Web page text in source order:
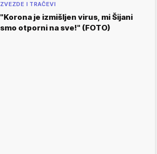
ZVEZDE I TRAČEVI
"Korona je izmišljen virus, mi Šijani
smo otporni na sve!" (FOTO)